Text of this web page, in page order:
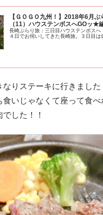
【ＧＯＧＯ九州！】2018年6月
（11）ハウステンボスへGOッ★
長崎ぶらり旅：三日目ハウステンボスへ
４日でお伺いしてきた長崎旅。３日目は
なりステーキに行きまし
食いじゃなくて座って食べ
した！！